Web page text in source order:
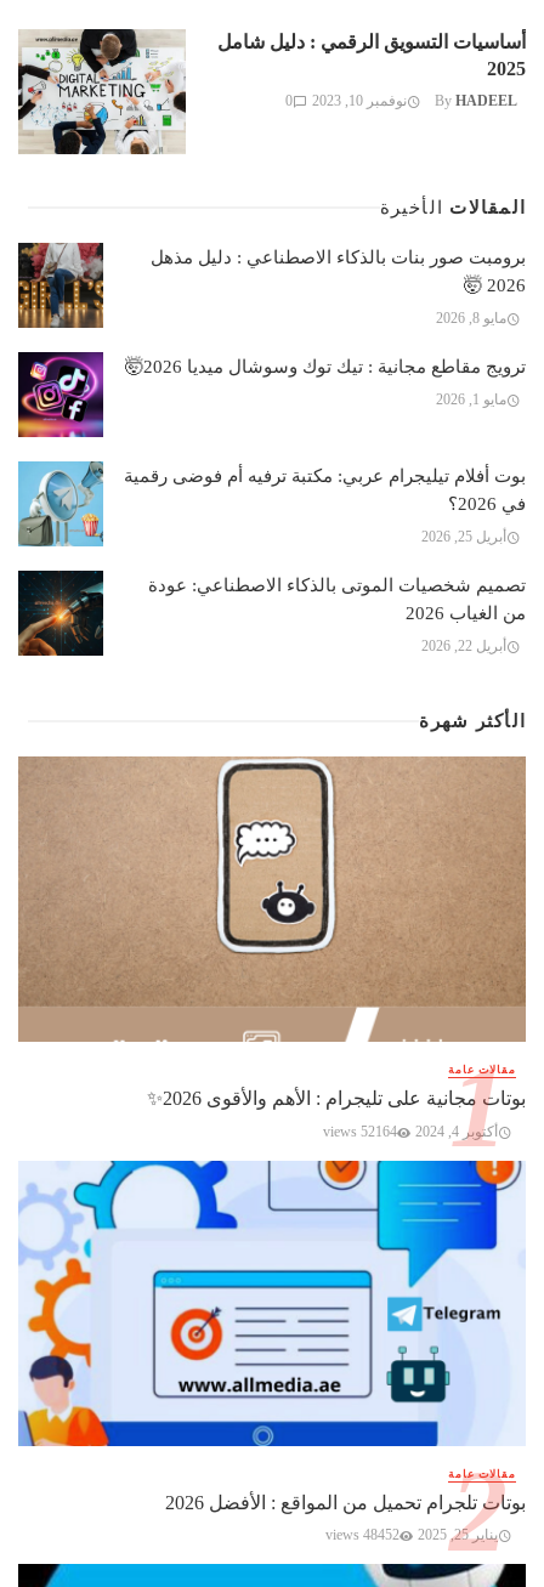
أساسيات التسويق الرقمي : دليل شامل
2025
By HADEEL نوفمبر 10, 2023 0
المقالات الأخيرة
برومبت صور بنات بالذكاء الاصطناعي : دليل مذهل
2026 🤯
مايو 8, 2026
ترويج مقاطع مجانية : تيك توك وسوشال ميديا 2026🤯
مايو 1, 2026
بوت أفلام تيليجرام عربي: مكتبة ترفيه أم فوضى رقمية
في 2026؟
أبريل 25, 2026
تصميم شخصيات الموتى بالذكاء الاصطناعي: عودة
من الغياب 2026
أبريل 22, 2026
الأكثر شهرة
مقالات عامة
بوتات مجانية على تليجرام : الأهم والأقوى 2026✨️
أكتوبر 4, 2024 52164 views
مقالات عامة
بوتات تلجرام تحميل من المواقع : الأفضل 2026
يناير 25, 2025 48452 views